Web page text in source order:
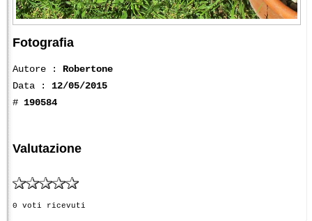
Fotografia
Autore : Robertone
Data : 12/05/2015
# 190584
Valutazione
0 voti ricevuti